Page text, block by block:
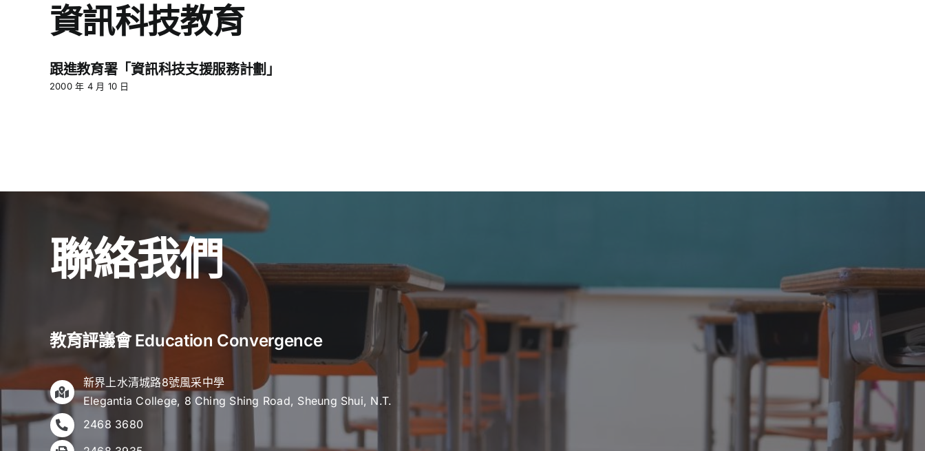
資訊科技教育
跟進教育署「資訊科技支援服務計劃」
2000 年 4 月 10 日
聯絡我們
教育評議會 Education Convergence
新界上水清城路8號風采中學
Elegantia College, 8 Ching Shing Road, Sheung Shui, N.T.
2468 3680